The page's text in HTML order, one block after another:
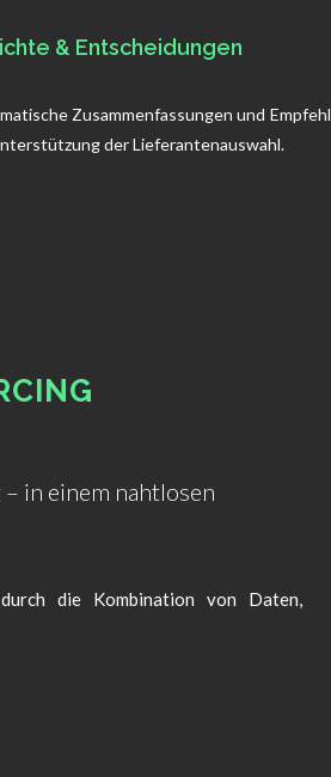
& Entscheidungen
Zusammenfassungen und
der Lieferantenauswahl.
in einem nahtlosen
die Kombination von Daten,